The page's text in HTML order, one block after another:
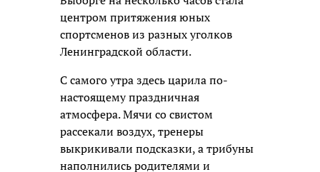
центром притяжения юных
спортсменов из разных уголков
Ленинградской области.
С самого утра здесь царила по-
настоящему праздничная
атмосфера. Мячи со свистом
рассекали воздух, тренеры
выкрикивали подсказки, а трибуны
наполнились родителями и